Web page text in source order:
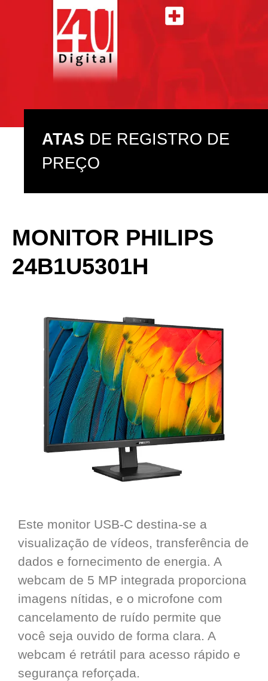
ATAS DE REGISTRO DE
PREÇO
MONITOR PHILIPS
24B1U5301H
Este monitor USB-C destina-se a
visualização de vídeos, transferência de
dados e fornecimento de energia. A
webcam de 5 MP integrada proporciona
imagens nítidas, e o microfone com
cancelamento de ruído permite que
você seja ouvido de forma clara. A
webcam é retrátil para acesso rápido e
segurança reforçada.